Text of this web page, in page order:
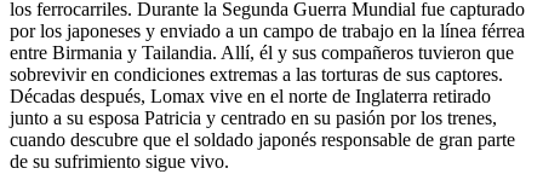
los ferrocarriles. Durante la Segunda Guerra Mundial fue capturado
por los japoneses y enviado a un campo de trabajo en la línea férrea
entre Birmania y Tailandia. Allí, él y sus compañeros tuvieron que
sobrevivir en condiciones extremas a las torturas de sus captores.
Décadas después, Lomax vive en el norte de Inglaterra retirado
junto a su esposa Patricia y centrado en su pasión por los trenes,
cuando descubre que el soldado japonés responsable de gran parte
de su sufrimiento sigue vivo.